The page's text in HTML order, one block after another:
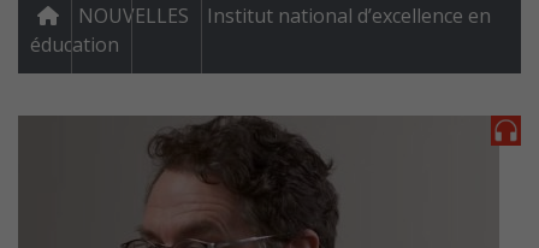
NOUVELLES
Institut national d’excellence en
éducation